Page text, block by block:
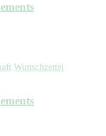
Wunschzettel